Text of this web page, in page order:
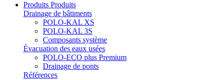
Produits Produits
Drainage de bâtiments
POLO-KAL XS
POLO-KAL 3S
Composants système
Évacuation des eaux usées
POLO-ECO plus Premium
Drainage de ponts
Références